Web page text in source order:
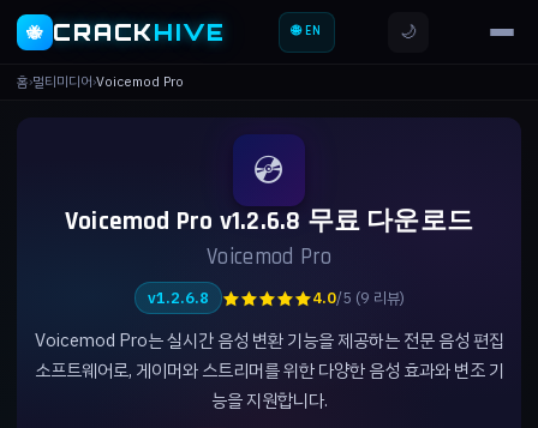
🐝 CRACKHIVE 🌐 EN 🌙
홈›멀티미디어›Voicemod Pro
💿
Voicemod Pro v1.2.6.8 무료 다운로드
Voicemod Pro
v1.2.6.8 ★★★★★4.0/5 (9 리뷰)
Voicemod Pro는 실시간 음성 변환 기능을 제공하는 전문 음성 편집
소프트웨어로, 게이머와 스트리머를 위한 다양한 음성 효과와 변조 기
능을 지원합니다.